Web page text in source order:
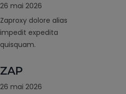
26 mai 2026
Zaproxy dolore alias
impedit expedita
quisquam.
ZAP
26 mai 2026